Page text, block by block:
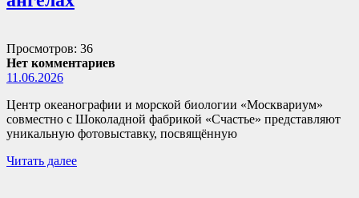
Просмотров: 36
Нет комментариев
11.06.2026
Центр океанографии и морской биологии «Москвариум»
совместно с Шоколадной фабрикой «Счастье» представляют
уникальную фотовыставку, посвящённую
Читать далее